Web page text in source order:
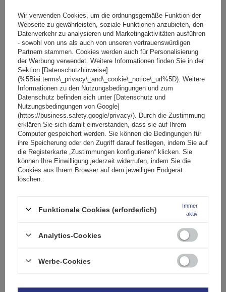
G3 CL 60.110 Universal-Dachträger für traditionelle und
integrierte Aluminiumschienen
117,00 €inkl. MwSt
Niedrigster Preis in 30 Tagen vor Rabatt:129,99 € -9%
Große Menge verfügbar
Wir versenden schon am11. August
In den
Wir verwenden Cookies, um die ordnungsgemäße Funktion der
Webseite zu gewährleisten, soziale Funktionen anzubieten, den
Datenverkehr zu analysieren und Marketingaktivitäten ausführen
- sowohl von uns als auch von unseren vertrauenswürdigen
Partnern stammen. Cookies werden auch für Personalisierung
der Werbung verwendet. Weitere Informationen finden Sie in der
Sektion [Datenschutzhinweise]
(%5Biai:terms\_privacy\_and\_cookie\_notice\_url%5D). Weitere
Informationen zu den Nutzungsbedingungen und zum
Datenschutz befinden sich unter [Datenschutz und
Nutzungsbedingungen von Google]
(https://business.safety.google/privacy/). Durch die Zustimmung
erklären Sie sich damit einverstanden, dass sie auf Ihrem
Computer gespeichert werden. Sie können die Bedingungen für
ihre Speicherung oder den Zugriff darauf festlegen, indem Sie auf
die Registerkarte „Zustimmungen konfigurieren“ klicken. Sie
können Ihre Einwilligung jederzeit widerrufen, indem Sie die
Cookies aus Ihrem Browser auf dem jeweiligen Endgerät
löschen.
Funktionale Cookies (erforderlich)
Immer
aktiv
Analytics-Cookies
Werbe-Cookies